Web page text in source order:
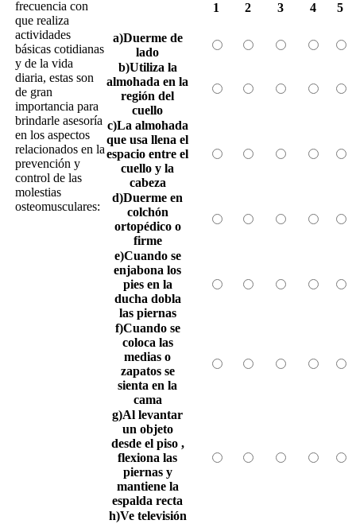
frecuencia con
que realiza
actividades
básicas cotidianas
y de la vida
diaria, estas son
de gran
importancia para
brindarle asesoría
en los aspectos
relacionados en la
prevención y
control de las
molestias
osteomusculares:
1 2 3 4 5
a)Duerme de
lado
b)Utiliza la
almohada en la
región del
cuello
c)La almohada
que usa llena el
espacio entre el
cuello y la
cabeza
d)Duerme en
colchón
ortopédico o
firme
e)Cuando se
enjabona los
pies en la
ducha dobla
las piernas
f)Cuando se
coloca las
medias o
zapatos se
sienta en la
cama
g)Al levantar
un objeto
desde el piso ,
flexiona las
piernas y
mantiene la
espalda recta
h)Ve televisión